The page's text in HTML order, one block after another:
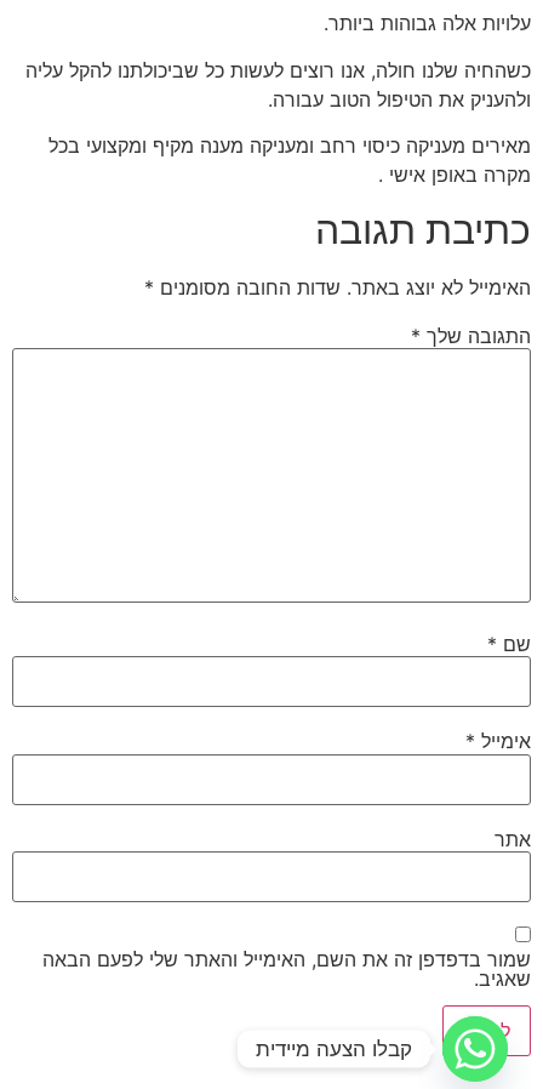
עלויות אלה גבוהות ביותר.
כשהחיה שלנו חולה, אנו רוצים לעשות כל שביכולתנו להקל עליה
ולהעניק את הטיפול הטוב עבורה.
מאירים מעניקה כיסוי רחב ומעניקה מענה מקיף ומקצועי בכל
מקרה באופן אישי .
כתיבת תגובה
האימייל לא יוצג באתר. שדות החובה מסומנים *
התגובה שלך *
שם *
אימייל *
אתר
שמור בדפדפן זה את השם, האימייל והאתר שלי לפעם הבאה
שאגיב.
קבלו הצעה מיידית